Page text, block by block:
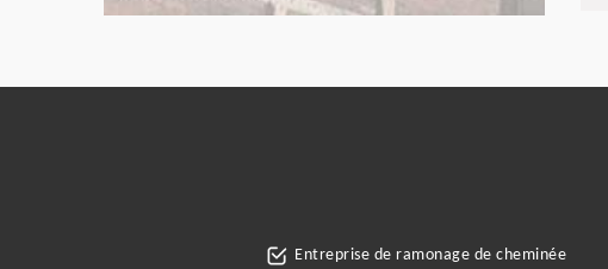
Entreprise de ramonage de cheminée